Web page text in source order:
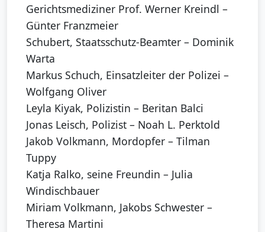
Gerichtsmediziner Prof. Werner Kreindl –
Günter Franzmeier
Schubert, Staatsschutz-Beamter – Dominik
Warta
Markus Schuch, Einsatzleiter der Polizei –
Wolfgang Oliver
Leyla Kiyak, Polizistin – Beritan Balci
Jonas Leisch, Polizist – Noah L. Perktold
Jakob Volkmann, Mordopfer – Tilman
Tuppy
Katja Ralko, seine Freundin – Julia
Windischbauer
Miriam Volkmann, Jakobs Schwester –
Theresa Martini